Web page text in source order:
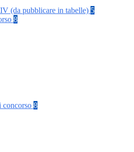
(da pubblicare in tabelle) 5
8
concorso 8